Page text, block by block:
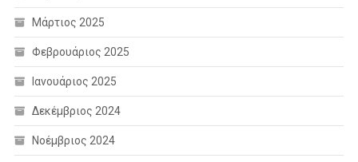
Μάρτιος 2025
Φεβρουάριος 2025
Ιανουάριος 2025
Δεκέμβριος 2024
Νοέμβριος 2024